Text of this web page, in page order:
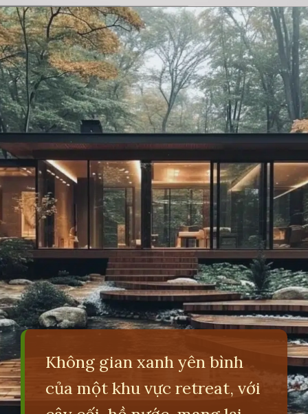
Đang mởhttps://erci.edu.vn/retreat-la-gi
Không gian xanh yên bình
của một khu vực retreat, với